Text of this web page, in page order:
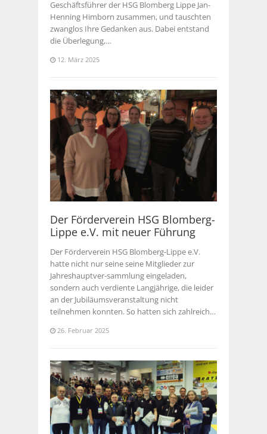
Geschäftsführer der HSG Blomberg Lippe Jan-
Henning Himborn zusammen, und tauschten
zwanglos Ihre Gedanken aus. Dabei entstand
die Überlegung,…
12. März 2025
Der Förderverein HSG Blomberg-
Lippe e.V. mit neuer Führung
Der Förderverein HSG Blomberg-Lippe e.V.
hatte nicht nur seine seine Mitglieder zur
Jahreshauptver-sammlung eingeladen,
sondern auch verdiente Langjährige, die leider
an der Jubiläumsveranstaltung nicht
teilnehmen konnten. So hatten sich zahlreich…
26. Februar 2025